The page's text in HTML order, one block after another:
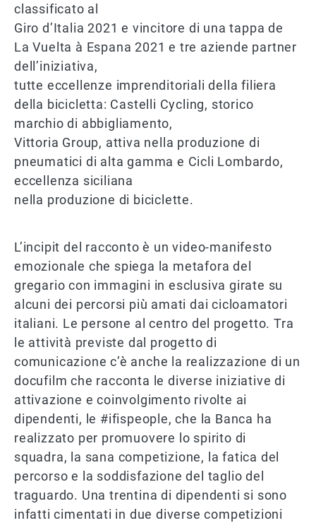
classificato al
Giro d’Italia 2021 e vincitore di una tappa de
La Vuelta à Espana 2021 e tre aziende partner
dell’iniziativa,
tutte eccellenze imprenditoriali della filiera
della bicicletta: Castelli Cycling, storico
marchio di abbigliamento,
Vittoria Group, attiva nella produzione di
pneumatici di alta gamma e Cicli Lombardo,
eccellenza siciliana
nella produzione di biciclette.
L’incipit del racconto è un video-manifesto
emozionale che spiega la metafora del
gregario con immagini in esclusiva girate su
alcuni dei percorsi più amati dai cicloamatori
italiani. Le persone al centro del progetto. Tra
le attività previste dal progetto di
comunicazione c’è anche la realizzazione di un
docufilm che racconta le diverse iniziative di
attivazione e coinvolgimento rivolte ai
dipendenti, le #ifispeople, che la Banca ha
realizzato per promuovere lo spirito di
squadra, la sana competizione, la fatica del
percorso e la soddisfazione del taglio del
traguardo. Una trentina di dipendenti si sono
infatti cimentati in due diverse competizioni